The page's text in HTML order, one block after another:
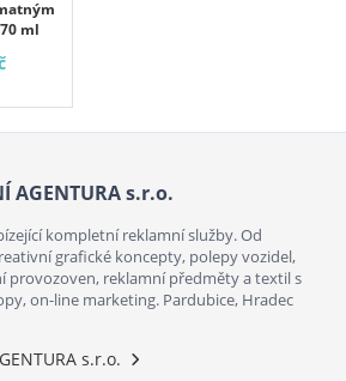
ml
AGENTURA s.r.o.
kompletní reklamní služby. Od
grafické koncepty, polepy vozidel,
provozoven, reklamní předměty a textil s
on-line marketing. Pardubice, Hradec
s.r.o.